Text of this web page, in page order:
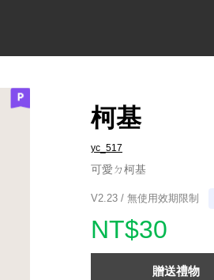
柯基
yc_517
可愛ㄉ柯基
V2.23 / 無使用效期限制
NT$30
贈送禮物